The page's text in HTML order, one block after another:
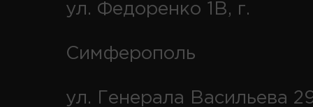
ул. Федоренко 1В, г.
Симферополь
ул. Генерала Васильева